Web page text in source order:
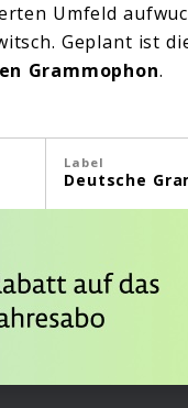
Umfeld
Geplant ist
Grammophon.
Label
Deutsche